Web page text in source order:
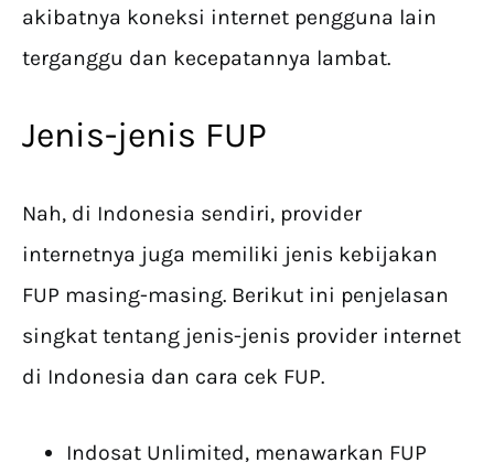
akibatnya koneksi internet pengguna lain
terganggu dan kecepatannya lambat.
Jenis-jenis FUP
Nah, di Indonesia sendiri, provider
internetnya juga memiliki jenis kebijakan
FUP masing-masing. Berikut ini penjelasan
singkat tentang jenis-jenis provider internet
di Indonesia dan cara cek FUP.
Indosat Unlimited, menawarkan FUP